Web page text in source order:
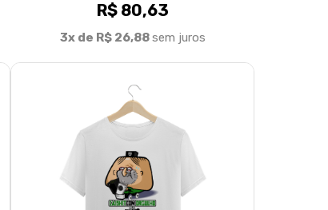
R$ 80,63
3x de R$ 26,88sem juros